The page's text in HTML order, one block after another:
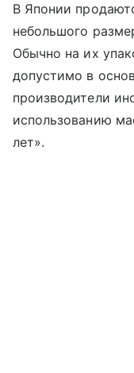
В Японии
небольшого
Обычно на их
допустимо в
производители
использованию
лет».